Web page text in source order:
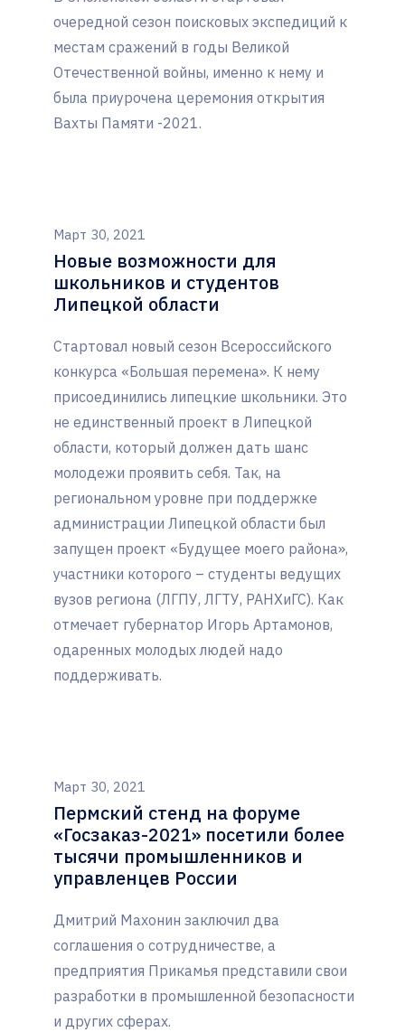
очередной сезон поисковых экспедиций к
местам сражений в годы Великой
Отечественной войны, именно к нему и
была приурочена церемония открытия
Вахты Памяти -2021.
Март 30, 2021
Новые возможности для
школьников и студентов
Липецкой области
Стартовал новый сезон Всероссийского
конкурса «Большая перемена». К нему
присоединились липецкие школьники. Это
не единственный проект в Липецкой
области, который должен дать шанс
молодежи проявить себя. Так, на
региональном уровне при поддержке
администрации Липецкой области был
запущен проект «Будущее моего района»,
участники которого – студенты ведущих
вузов региона (ЛГПУ, ЛГТУ, РАНХиГС). Как
отмечает губернатор Игорь Артамонов,
одаренных молодых людей надо
поддерживать.
Март 30, 2021
Пермский стенд на форуме
«Госзаказ-2021» посетили более
тысячи промышленников и
управленцев России
Дмитрий Махонин заключил два
соглашения о сотрудничестве, а
предприятия Прикамья представили свои
разработки в промышленной безопасности
и других сферах.